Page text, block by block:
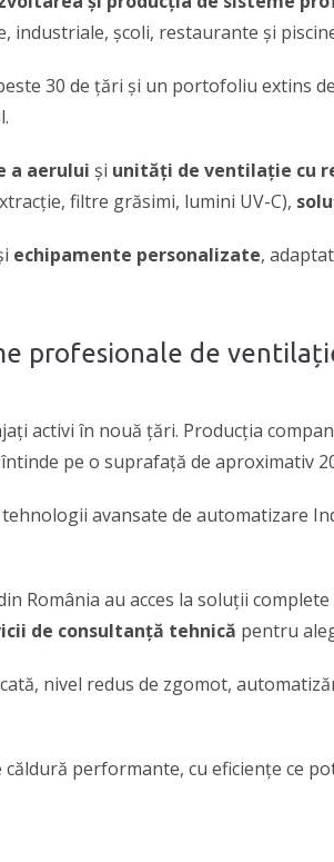
industriale, școli, restaurante și
30 de țări și un portofoliu extins de
a aerului și unități de ventilație cu
filtre grăsimi, lumini UV-C),
echipamente personalizate,
profesionale de
activi în nouă țări. Producția
pe o suprafață de aproximativ
avansate de automatizare
România au acces la soluții
de consultanță tehnică pentru
nivel redus de zgomot,
performante, cu eficiențe ce